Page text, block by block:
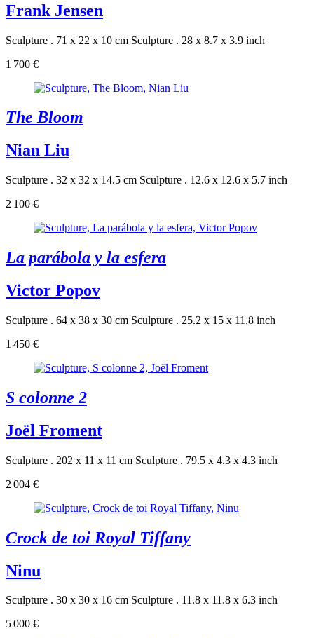
Frank Jensen
Sculpture . 71 x 22 x 10 cm Sculpture . 28 x 8.7 x 3.9 inch
1 700 €
The Bloom
Nian Liu
Sculpture . 32 x 32 x 14.5 cm Sculpture . 12.6 x 12.6 x 5.7 inch
2 100 €
La parábola y la esfera
Victor Popov
Sculpture . 64 x 38 x 30 cm Sculpture . 25.2 x 15 x 11.8 inch
1 450 €
S colonne 2
Joël Froment
Sculpture . 202 x 11 x 11 cm Sculpture . 79.5 x 4.3 x 4.3 inch
2 004 €
Crock de toi Royal Tiffany
Ninu
Sculpture . 30 x 30 x 16 cm Sculpture . 11.8 x 11.8 x 6.3 inch
5 000 €